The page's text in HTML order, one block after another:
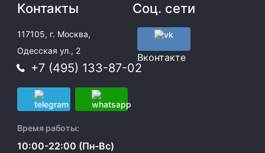
Контакты
117105, г. Москва,
Одесская ул., 2
+7 (495) 133-87-02
Время работы:
10:00-22:00 (Пн-Вс)
Соц. сети
Вконтакте